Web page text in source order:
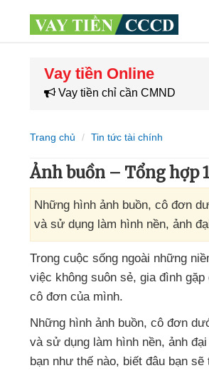
Vay tiền Online
Vay tiền chỉ cần CMND
Trang chủ Tin tức tài chính
Ảnh buồn – Tổng hợp
Những hình ảnh buồn, cô đơn
và sử dụng làm hình nền, ảnh
Trong cuộc sống ngoài những
việc không suôn sẻ, gia đình gặp
cô đơn của mình.
Những hình ảnh buồn, cô đơn
và sử dụng làm hình nền, ảnh
bạn như thế nào, biết đâu bạn sẽ